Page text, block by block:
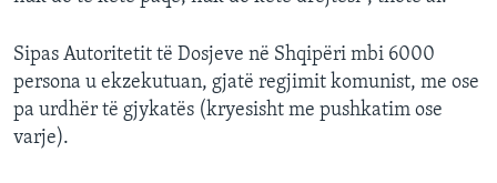
Sipas Autoritetit të Dosjeve në Shqipëri mbi 6000
persona u ekzekutuan, gjatë regjimit komunist, me ose
pa urdhër të gjykatës (kryesisht me pushkatim ose
varje).